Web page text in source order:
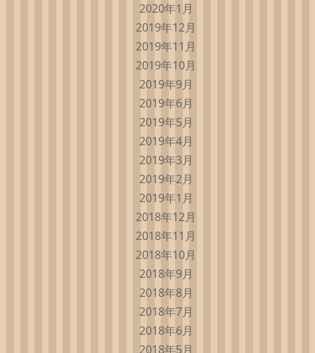
2020年1月
2019年12月
2019年11月
2019年10月
2019年9月
2019年6月
2019年5月
2019年4月
2019年3月
2019年2月
2019年1月
2018年12月
2018年11月
2018年10月
2018年9月
2018年8月
2018年7月
2018年6月
2018年5月